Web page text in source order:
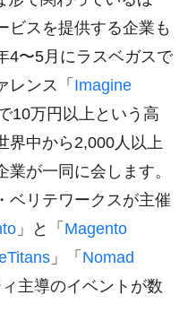
ビスを提供する企業も
4〜5月にラスベガスで
レンス「 Imagine
10万円以上という高
界中から2,000人以上
が一同に会します。
ベリテワークスが主催
」と「 Magento
」「 Nomad
主導のイベントが数